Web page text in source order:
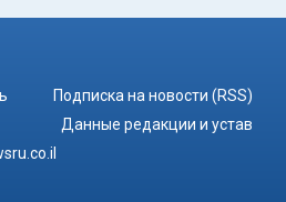
Подписка на новости (RSS)
Данные редакции и устав